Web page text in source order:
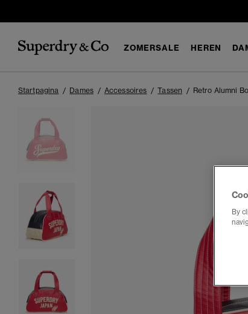
ZOMERSALE HEREN
Startpagina Dames Accessoires Tassen Retro Alumni
By